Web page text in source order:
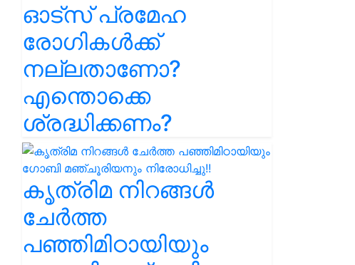
ഓട്സ് പ്രമേഹ
രോഗികൾക്ക്
നല്ലതാണോ?
എന്തൊക്കെ
ശ്രദ്ധിക്കണം?
കൃത്രിമ നിറങ്ങൾ
ചേർത്ത
പഞ്ഞിമിഠായിയും